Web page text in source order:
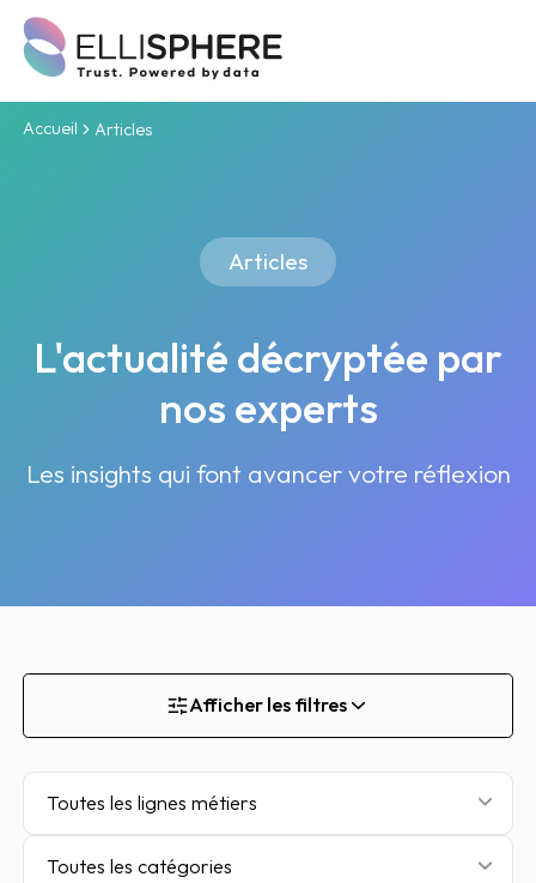
Accueil Articles
Articles
L'actualité décryptée par
nos experts
Les insights qui font avancer votre réflexion
Afficher les filtres
Toutes les lignes métiers
Toutes les catégories